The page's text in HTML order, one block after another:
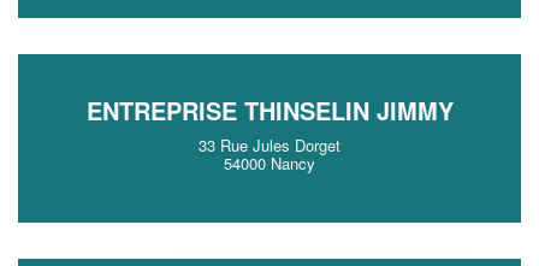
ENTREPRISE THINSELIN JIMMY
33 Rue Jules Dorget
54000 Nancy